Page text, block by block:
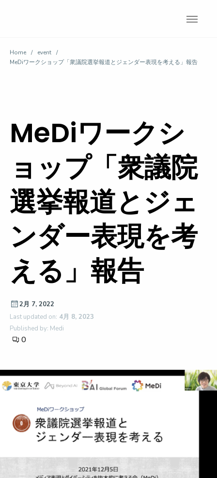
Home / event
/
MeDiワークショップ「衆議院選挙報道とジェンダー表現を考える」報告
MeDiワークシ
ョップ「衆議院
選挙報道とジェ
ンダー表現を考
える」報告
2月 7, 2022
Last updated on: 4月 8, 2023
Published by: Medi
0